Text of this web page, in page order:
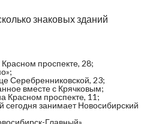
знаковых зданий
проспекте, 28;
Серебренниковской, 23;
вместе с Крячковым;
Красном проспекте, 11;
сегодня занимает Новосибирский
Главный».